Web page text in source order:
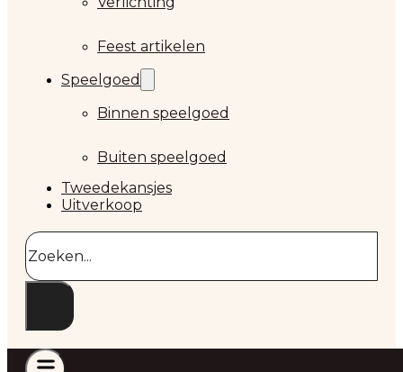
Feest artikelen
Speelgoed
Binnen speelgoed
Buiten speelgoed
Tweedekansjes
Uitverkoop
Zoeken